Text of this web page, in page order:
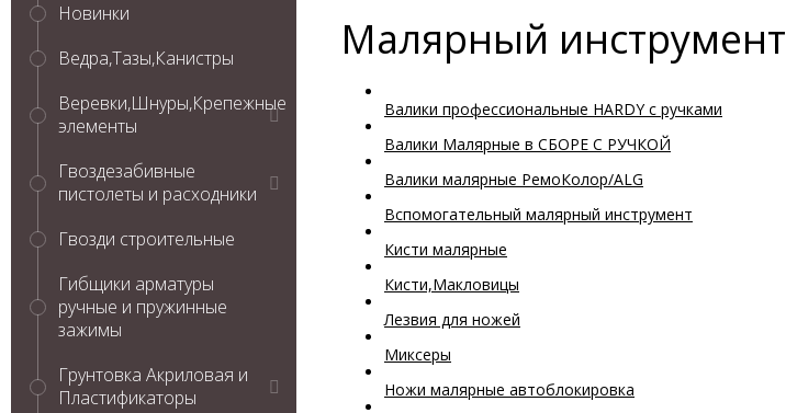
Малярный инструмент
Валики профессиональные HARDY с ручками
Валики Малярные в СБОРЕ С РУЧКОЙ
Валики малярные РемоКолор/ALG
Вспомогательный малярный инструмент
Кисти малярные
Кисти,Макловицы
Лезвия для ножей
Миксеры
Ножи малярные автоблокировка
Новинки
Ведра,Тазы,Канистры
Веревки,Шнуры,Крепежные
элементы
Гвоздезабивные
пистолеты и расходники
Гвозди строительные
Гибщики арматуры
ручные и пружинные
зажимы
Грунтовка Акриловая и
Пластификаторы